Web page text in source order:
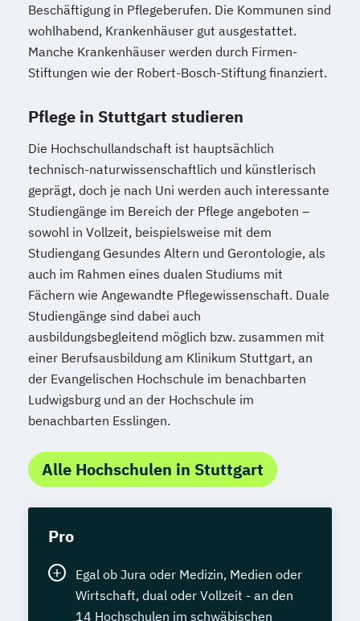
Beschäftigung in Pflegeberufen. Die Kommunen sind
wohlhabend, Krankenhäuser gut ausgestattet.
Manche Krankenhäuser werden durch Firmen-
Stiftungen wie der Robert-Bosch-Stiftung finanziert.
Pflege in Stuttgart studieren
Die Hochschullandschaft ist hauptsächlich
technisch-naturwissenschaftlich und künstlerisch
geprägt, doch je nach Uni werden auch interessante
Studiengänge im Bereich der Pflege angeboten –
sowohl in Vollzeit, beispielsweise mit dem
Studiengang Gesundes Altern und Gerontologie, als
auch im Rahmen eines dualen Studiums mit
Fächern wie Angewandte Pflegewissenschaft. Duale
Studiengänge sind dabei auch
ausbildungsbegleitend möglich bzw. zusammen mit
einer Berufsausbildung am Klinikum Stuttgart, an
der Evangelischen Hochschule im benachbarten
Ludwigsburg und an der Hochschule im
benachbarten Esslingen.
Alle Hochschulen in Stuttgart
Pro
Egal ob Jura oder Medizin, Medien oder
Wirtschaft, dual oder Vollzeit - an den
14 Hochschulen im schwäbischen